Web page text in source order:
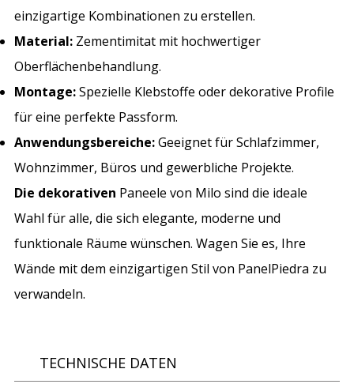
einzigartige Kombinationen zu erstellen.
Material: Zementimitat mit hochwertiger
Oberflächenbehandlung.
Montage:Spezielle Klebstoffe oder dekorative Profile
für eine perfekte Passform.
Anwendungsbereiche:Geeignet für Schlafzimmer,
Wohnzimmer, Büros und gewerbliche Projekte.
Die dekorativen Paneele von Milo sind die ideale
Wahl für alle, die sich elegante, moderne und
funktionale Räume wünschen. Wagen Sie es, Ihre
Wände mit dem einzigartigen Stil von PanelPiedra zu
verwandeln.
TECHNISCHE DATEN